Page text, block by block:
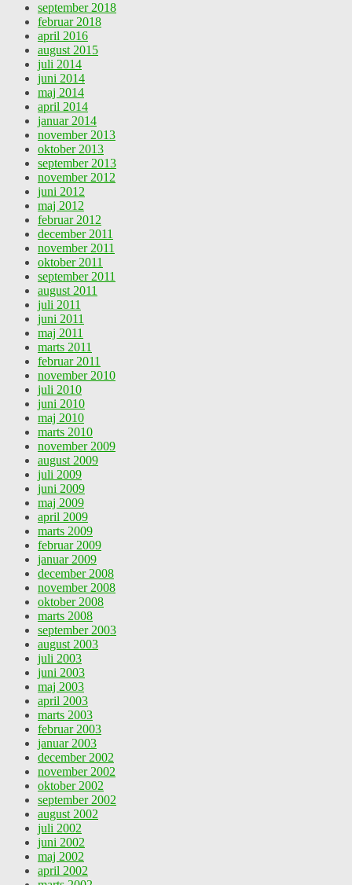
september 2018
februar 2018
april 2016
august 2015
juli 2014
juni 2014
maj 2014
april 2014
januar 2014
november 2013
oktober 2013
september 2013
november 2012
juni 2012
maj 2012
februar 2012
december 2011
november 2011
oktober 2011
september 2011
august 2011
juli 2011
juni 2011
maj 2011
marts 2011
februar 2011
november 2010
juli 2010
juni 2010
maj 2010
marts 2010
november 2009
august 2009
juli 2009
juni 2009
maj 2009
april 2009
marts 2009
februar 2009
januar 2009
december 2008
november 2008
oktober 2008
marts 2008
september 2003
august 2003
juli 2003
juni 2003
maj 2003
april 2003
marts 2003
februar 2003
januar 2003
december 2002
november 2002
oktober 2002
september 2002
august 2002
juli 2002
juni 2002
maj 2002
april 2002